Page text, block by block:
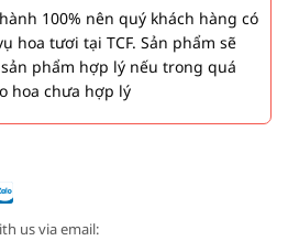
100% nên quý khách hàng có
hoa tươi tại TCF. Sản phẩm sẽ
phẩm hợp lý nếu trong quá
hoa chưa hợp lý
us via email: